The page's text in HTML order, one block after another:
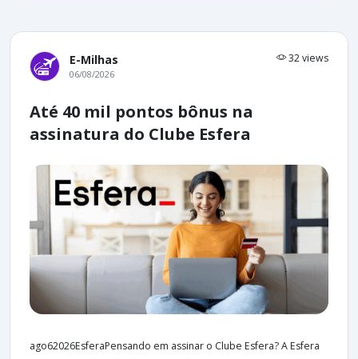
E-Milhas 32 views
06/08/2026
Até 40 mil pontos bônus na
assinatura do Clube Esfera
ago62026EsferaPensando em assinar o Clube Esfera? A Esfera